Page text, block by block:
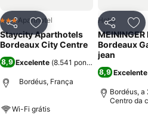
PartilharAdicionar aos favoritos
3 EstrelasAparthotel
Staycity Aparthotels
Bordeaux City Centre
8,9 Excelente (8.541 pontuações
Bordéus, França
Wi-Fi grátis
Partilhar
Hotel
MEININGER
Bordeaux
jean
8,9 Excelente
Bordéus, a
Centro da